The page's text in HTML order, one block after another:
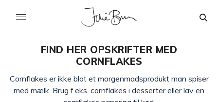
FIND HER OPSKRIFTER MED
CORNFLAKES
Cornflakes er ikke blot et morgenmadsprodukt man spiser
med mælk. Brug f.eks. cornflakes i desserter eller lav en